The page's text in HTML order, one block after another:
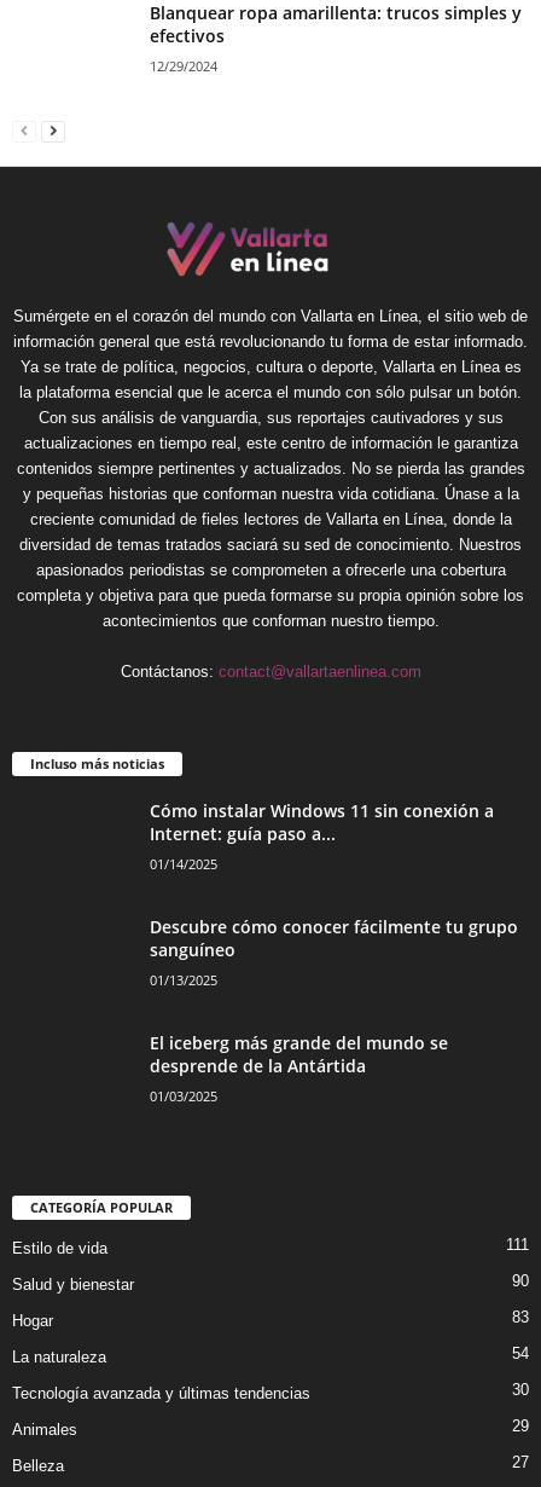
Blanquear ropa amarillenta: trucos simples y
efectivos
12/29/2024
Sumérgete en el corazón del mundo con Vallarta en Línea, el sitio web de
información general que está revolucionando tu forma de estar informado.
Ya se trate de política, negocios, cultura o deporte, Vallarta en Línea es
la plataforma esencial que le acerca el mundo con sólo pulsar un botón.
Con sus análisis de vanguardia, sus reportajes cautivadores y sus
actualizaciones en tiempo real, este centro de información le garantiza
contenidos siempre pertinentes y actualizados. No se pierda las grandes
y pequeñas historias que conforman nuestra vida cotidiana. Únase a la
creciente comunidad de fieles lectores de Vallarta en Línea, donde la
diversidad de temas tratados saciará su sed de conocimiento. Nuestros
apasionados periodistas se comprometen a ofrecerle una cobertura
completa y objetiva para que pueda formarse su propia opinión sobre los
acontecimientos que conforman nuestro tiempo.
Contáctanos: contact@vallartaenlinea.com
Incluso más noticias
Cómo instalar Windows 11 sin conexión a
Internet: guía paso a...
01/14/2025
Descubre cómo conocer fácilmente tu grupo
sanguíneo
01/13/2025
El iceberg más grande del mundo se
desprende de la Antártida
01/03/2025
CATEGORÍA POPULAR
Estilo de vida 111
Salud y bienestar 90
Hogar 83
La naturaleza 54
Tecnología avanzada y últimas tendencias 30
Animales 29
Belleza 27